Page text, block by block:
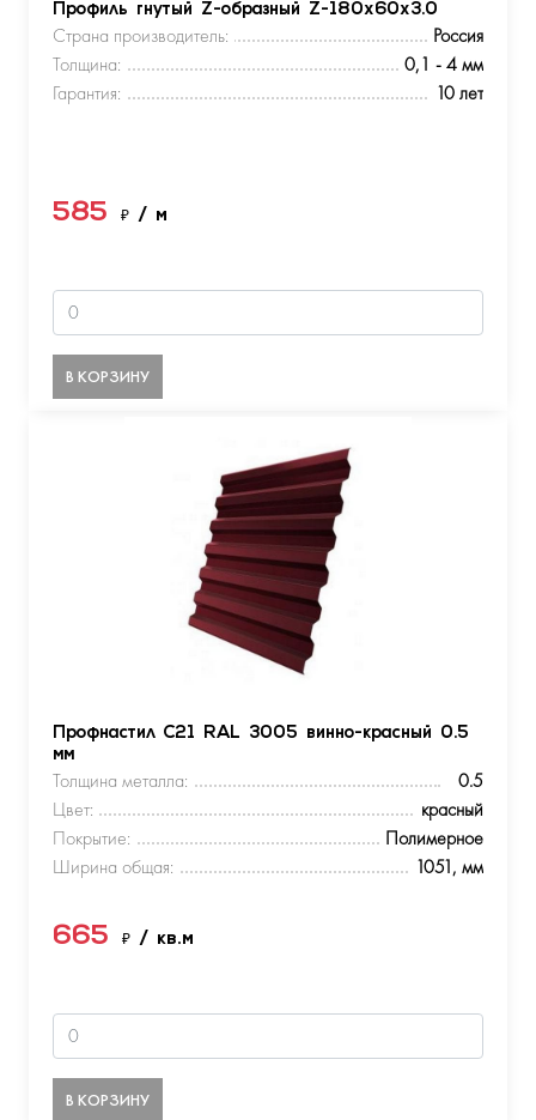
Профиль гнутый Z-образный Z-180х60х3.0
Страна производитель:
Россия
Толщина:
0,1 - 4 мм
Гарантия:
10 лет
585 ₽ / м
В КОРЗИНУ
Профнастил С21 RAL 3005 винно-красный 0.5
мм
Толщина металла:
0.5
Цвет:
красный
Покрытие:
Полимерное
Ширина общая:
1051, мм
665 ₽ / кв.м
В КОРЗИНУ